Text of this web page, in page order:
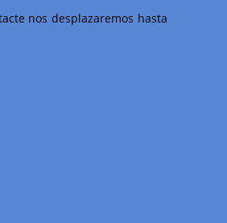
nos desplazaremos hasta